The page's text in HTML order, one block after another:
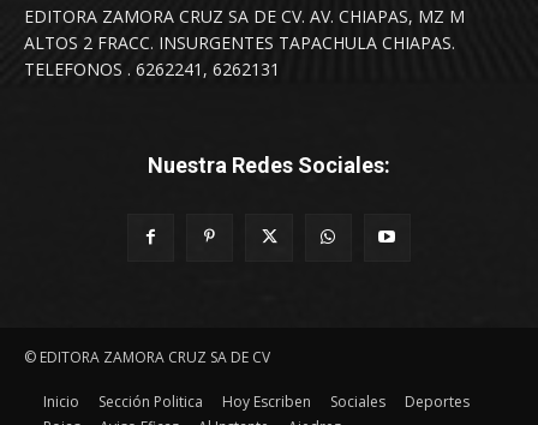
EDITORA ZAMORA CRUZ SA DE CV. AV. CHIAPAS, MZ M
ALTOS 2 FRACC. INSURGENTES TAPACHULA CHIAPAS.
TELEFONOS . 6262241, 6262131
Nuestra Redes Sociales:
© EDITORA ZAMORA CRUZ SA DE CV
Inicio Sección Politica Hoy Escriben Sociales
Deportes